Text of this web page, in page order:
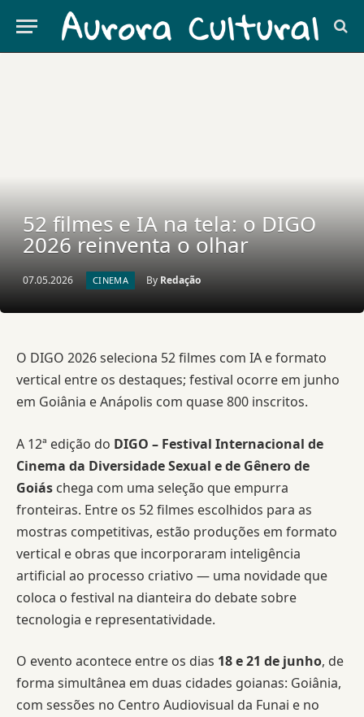
52 filmes e IA na tela: o DIGO
2026 reinventa o olhar
07.05.2026 CINEMA By Redação
O DIGO 2026 seleciona 52 filmes com IA e formato
vertical entre os destaques; festival ocorre em junho
em Goiânia e Anápolis com quase 800 inscritos.
A 12ª edição do DIGO – Festival Internacional de
Cinema da Diversidade Sexual e de Gênero de
Goiás chega com uma seleção que empurra
fronteiras. Entre os 52 filmes escolhidos para as
mostras competitivas, estão produções em formato
vertical e obras que incorporaram inteligência
artificial ao processo criativo — uma novidade que
coloca o festival na dianteira do debate sobre
tecnologia e representatividade.
O evento acontece entre os dias 18 e 21 de junho, de
forma simultânea em duas cidades goianas: Goiânia,
com sessões no Centro Audiovisual da Funai e no